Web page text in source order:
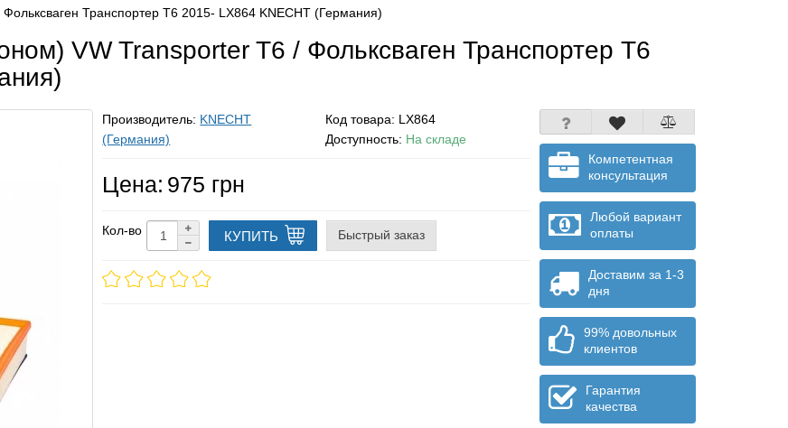
Транспортер Т6 2015- LX864 KNECHT (Германия)
VW Transporter T6 / Фольксваген Транспортер Т6
Производитель: KNECHT
(Германия)
Код товара: LX864
Доступность: На складе
Цена: 975 грн
Кол-во КУПИТЬ Быстрый заказ
Компетентная
консультация
Любой вариант
оплаты
Доставим за 1-3
дня
99% довольных
клиентов
Гарантия
качества